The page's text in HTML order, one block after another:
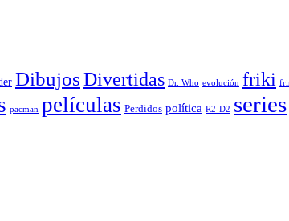
DibujosDivertidas Dr. Who evolución friki
pacman películas Perdidos política R2-D2 series